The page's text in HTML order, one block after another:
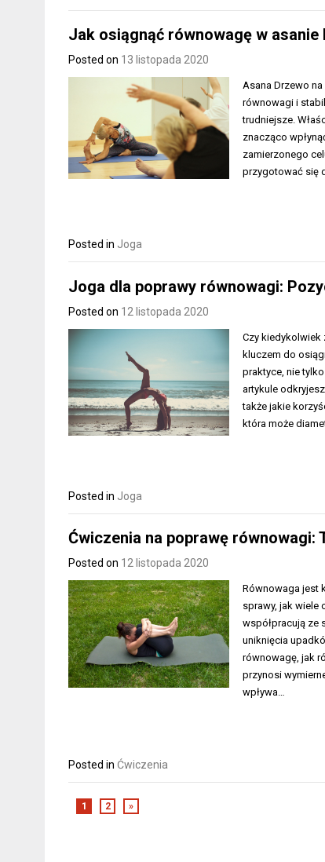
Jak osiągnąć równowagę w asanie
Posted on 13 listopada 2020
Asana Drzewo
równowagi i
trudniejsze.
znacząco
zamierzonego
przygotować się
Posted in Joga
Joga dla poprawy równowagi:
Posted on 12 listopada 2020
Czy kiedykolwiek
kluczem do
praktyce, nie
artykule
także jakie
która może
Posted in Joga
Ćwiczenia na poprawę równowagi:
Posted on 12 listopada 2020
Równowaga jest
sprawy, jak wiele
współpracują ze
uniknięcia
równowagę, jak
przynosi
wpływa…
Posted in Ćwiczenia
1 2 »